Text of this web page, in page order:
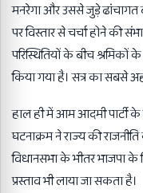
मनरेगा और उससे जुड़े ढांचागत
पर विस्तार से चर्चा होने की
परिस्थितियों के बीच श्रमिकों
किया गया है। सत्र का सबसे
हाल ही में आम आदमी पार्टी
घटनाक्रम ने राज्य की
विधानसभा के भीतर भाजपा
प्रस्ताव भी लाया जा सकता है।